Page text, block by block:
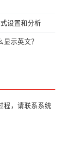
设置和分析
示英文？
程，请联系系统